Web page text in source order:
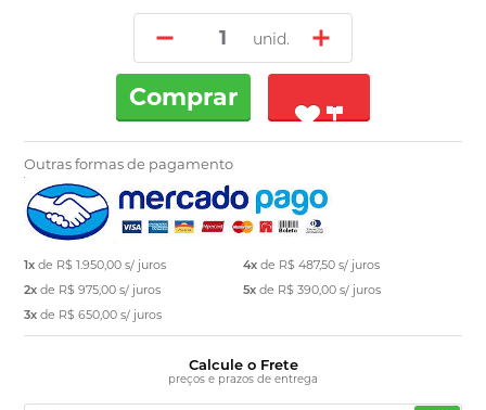
unid.
Comprar
Outras formas de pagamento
1xde R$ 1.950,00s/ juros
2xde R$ 975,00s/ juros
3xde R$ 650,00s/ juros
4x de R$ 487,50 s/ juros
5x de R$ 390,00 s/ juros
Calcule o Frete
preços e prazos de entrega